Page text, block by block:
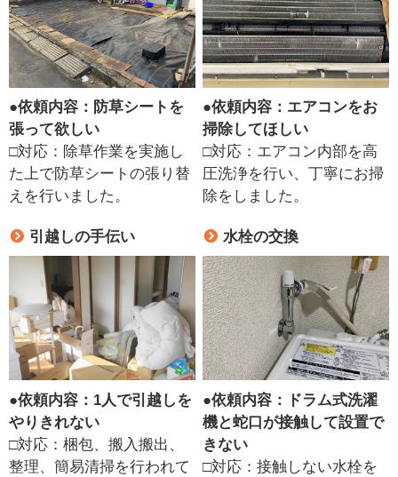
●依頼内容：防草シートを
張って欲しい
□対応：除草作業を実施し
た上で防草シートの張り替
えを行いました。
●依頼内容：エアコンをお
掃除してほしい
□対応：エアコン内部を高
圧洗浄を行い、丁寧にお掃
除をしました。
引越しの手伝い
●依頼内容：1人で引越しを
やりきれない
□対応：梱包、搬入搬出、
整理、簡易清掃を行われて
水栓の交換
●依頼内容：ドラム式洗濯
機と蛇口が接触して設置で
きない
□対応：接触しない水栓を